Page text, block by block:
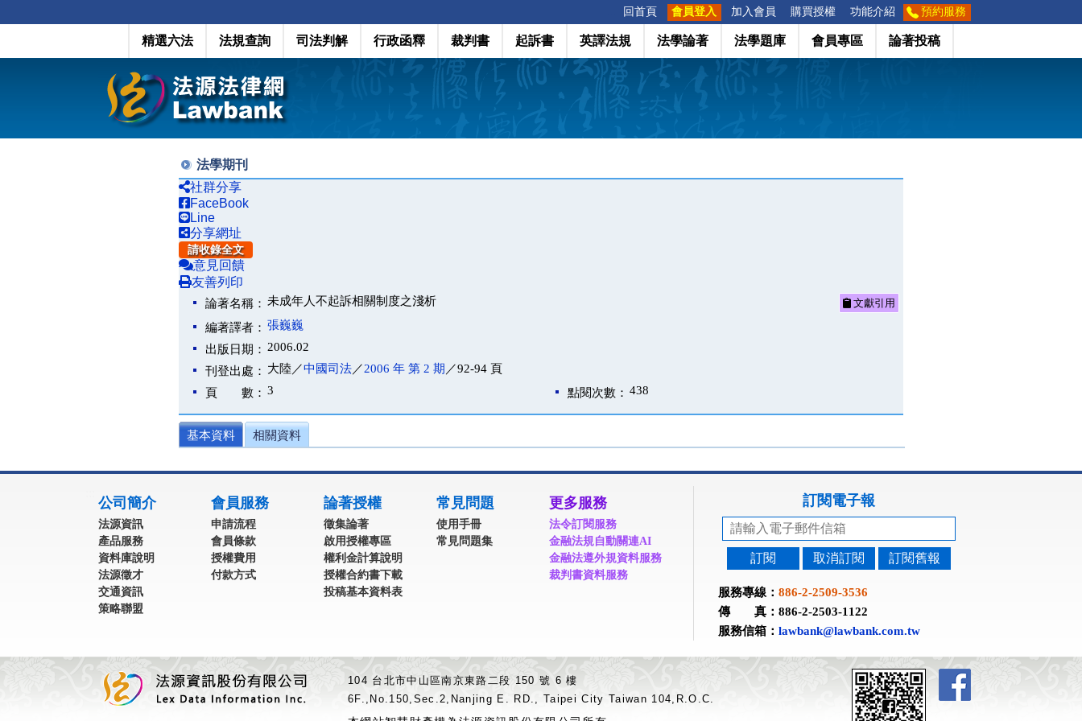
回首頁 會員登入 加入會員 購買授權 功能介紹 預約服務
精選六法 法規查詢 司法判解 行政函釋 裁判書 起訴書 英譯法規 法學論著 法學題庫 會員專區 論著投稿
法學期刊
社群分享
FaceBook
Line
分享網址
請收錄全文
意見回饋
友善列印
論著名稱： 未成年人不起訴相關制度之淺析 文獻引用
編著譯者： 張巍巍
出版日期： 2006.02
刊登出處： 大陸／中國司法／2006 年 第 2 期 ／92-94 頁
頁 數： 3 點閱次數： 438
基本資料 相關資料
公司簡介
法源資訊
產品服務
資料庫說明
法源徵才
交通資訊
策略聯盟
會員服務
申請流程
會員條款
授權費用
付款方式
論著授權
徵集論著
啟用授權專區
權利金計算說明
授權合約書下載
投稿基本資料表
常見問題
使用手冊
常見問題集
更多服務
法令訂閱服務
金融法規自動關連AI
金融法遵外規資料服務
裁判書資料服務
訂閱電子報
訂閱 取消訂閱 訂閱舊報
服務專線： 886-2-2509-3536
傳 真：886-2-2503-1122
服務信箱： lawbank@lawbank.com.tw
104 台北市中山區南京東路二段 150 號 6 樓
6F.,No.150,Sec.2,Nanjing E. RD., Taipei City Taiwan 104,R.O.C.